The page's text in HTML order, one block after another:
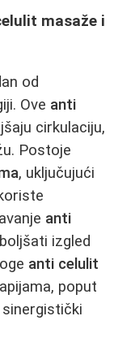
masaže i
od
Ove anti
cirkulaciju,
Postoje
, uključujući
anti
izgled
anti celulit
poput